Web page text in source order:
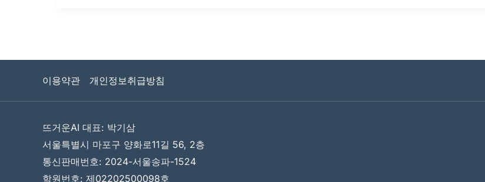
이용약관 개인정보취급방침
뜨거운AI 대표: 박기삼
서울특별시 마포구 양화로11길 56, 2층
통신판매번호: 2024-서울송파-1524
학원번호: 제02202500098호